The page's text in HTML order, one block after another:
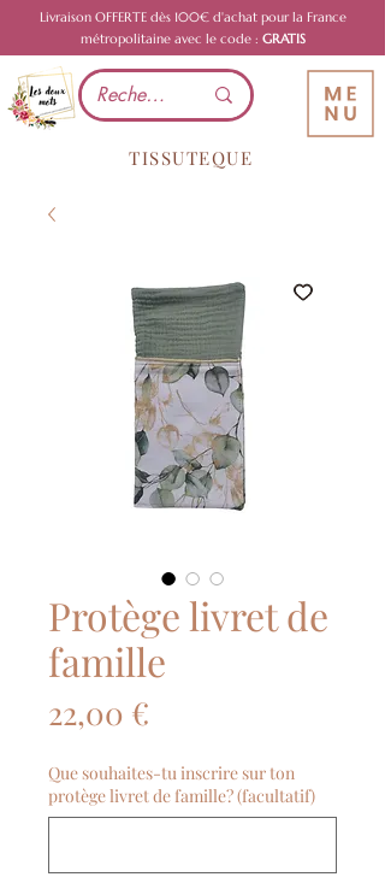
Livraison OFFERTE dès 100€ d'achat pour la France
métropolitaine avec le code : GRATIS
TISSUTEQUE
Protège livret de
famille
22,00 €
Que souhaites-tu inscrire sur ton
protège livret de famille? (facultatif)